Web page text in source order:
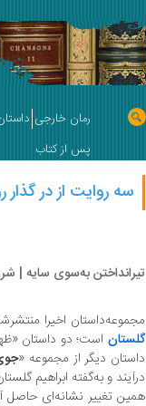
رمان خارجی
پس از کتاب
سه روایت از در گذار
تیرانداختن به‌سوی سایه |
مجموعه‌داستان اخیرا
گلستاناست؛ دو داستان
داستان دیگر از مجموعه «
درآیند و به‌گفته ابراهیم
همین تغییر نشانه‌ای حاصل